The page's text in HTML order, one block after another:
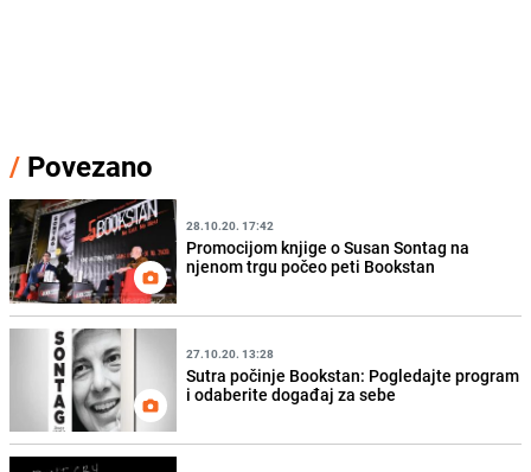
/ Povezano
28.10.20. 17:42
Promocijom knjige o Susan Sontag na
njenom trgu počeo peti Bookstan
27.10.20. 13:28
Sutra počinje Bookstan: Pogledajte program
i odaberite događaj za sebe